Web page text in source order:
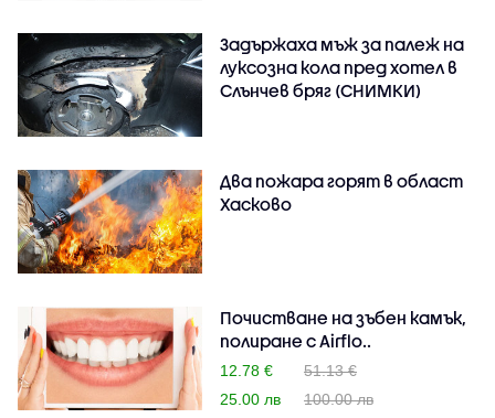
Задържаха мъж за палеж на
луксозна кола пред хотел в
Слънчев бряг (СНИМКИ)
Два пожара горят в област
Хасково
Почистване на зъбен камък,
полиране с Airflo..
12.78 €
51.13 €
25.00 лв
100.00 лв